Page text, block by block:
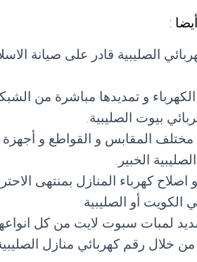
:
الصليبية قادر على صيانة
و تمديدها مباشرة من
بيوت الصليبية.
المقابس و القواطع و أجهزة
الصليبية الخبير.
الكويت أو الصليبية.
لمبات سبوت لايت من كل انواعها
خلال رقم كهربائي منازل